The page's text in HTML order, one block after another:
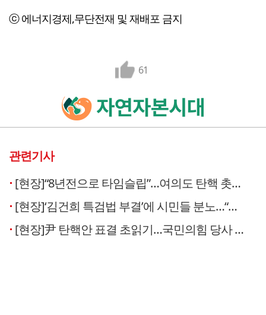
ⓒ 에너지경제,무단전재 및 재배포 금지
61
관련기사
[현장]“8년전으로 타임슬립”…여의도 탄핵 촛불 ‘활활’
[현장]‘김건희 특검법 부결’에 시민들 분노…“국힘 해체”
[현장]尹 탄핵안 표결 초읽기…국민의힘 당사 경비 강화